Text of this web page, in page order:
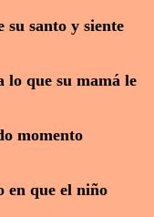
su santo y siente
lo que su mamá le
momento
en que el niño